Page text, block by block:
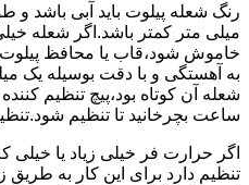
میلی متر کمتر باشد.اگر شعله
خاموش شود،قاب یا محافظ پیلوت
به آهستگی و با دقت بوسیله یک
شعله آن کوتاه بود،پیچ تنظیم
ساعت بچرخانید تا تنظیم
اگر حرارت فر خیلی زیاد یا خیلی
تنظیم دارد برای این کار به